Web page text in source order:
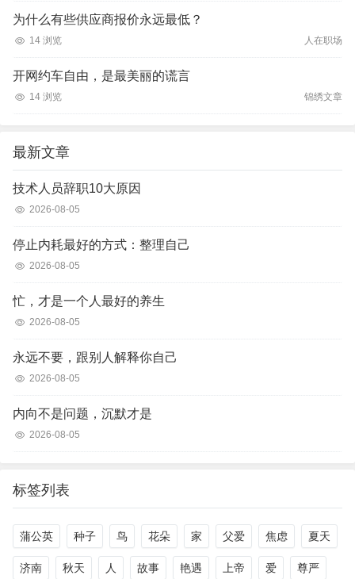
为什么有些供应商报价永远最低？
14 浏览 人在职场
开网约车自由，是最美丽的谎言
14 浏览 锦绣文章
最新文章
技术人员辞职10大原因
2026-08-05
停止内耗最好的方式：整理自己
2026-08-05
忙，才是一个人最好的养生
2026-08-05
永远不要，跟别人解释你自己
2026-08-05
内向不是问题，沉默才是
2026-08-05
标签列表
蒲公英 种子 鸟 花朵 家 父爱 焦虑 夏天
济南 秋天 人 故事 艳遇 上帝 爱 尊严